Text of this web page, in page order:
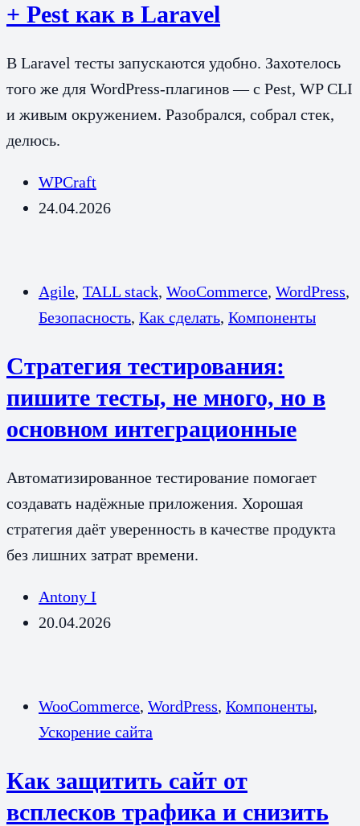
+ Pest как в Laravel
В Laravel тесты запускаются удобно. Захотелось
того же для WordPress-плагинов — с Pest, WP CLI
и живым окружением. Разобрался, собрал стек,
делюсь.
WPCraft
24.04.2026
Agile, TALL stack, WooCommerce, WordPress,
Безопасность, Как сделать, Компоненты
Стратегия тестирования:
пишите тесты, не много, но в
основном интеграционные
Автоматизированное тестирование помогает
создавать надёжные приложения. Хорошая
стратегия даёт уверенность в качестве продукта
без лишних затрат времени.
Antony I
20.04.2026
WooCommerce, WordPress, Компоненты,
Ускорение сайта
Как защитить сайт от
всплесков трафика и снизить